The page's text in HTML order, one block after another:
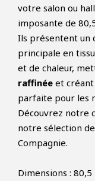
votre salon ou
imposante de
Ils présentent un
principale en
et de chaleur,
raffinée et créant
parfaite pour les
Découvrez notre
notre sélection de
Compagnie.
Dimensions :